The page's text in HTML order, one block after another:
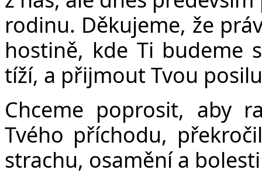
rodinu. Děkujeme, že
hostině, kde Ti budeme
tíží, a přijmout Tvou
Chceme poprosit, aby
Tvého příchodu,
strachu, osamění a